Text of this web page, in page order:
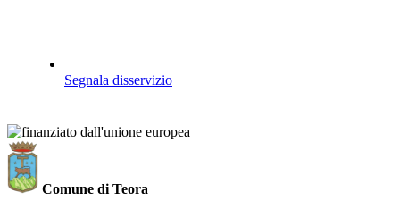
Segnala disservizio
Comune di Teora